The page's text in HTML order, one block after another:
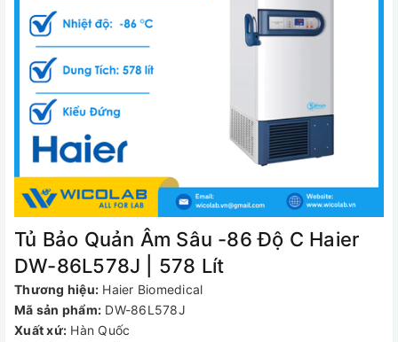
Tủ Bảo Quản Âm Sâu -86 Độ C Haier
DW-86L578J | 578 Lít
Thương hiệu: Haier Biomedical
Mã sản phẩm: DW-86L578J
Xuất xứ: Hàn Quốc